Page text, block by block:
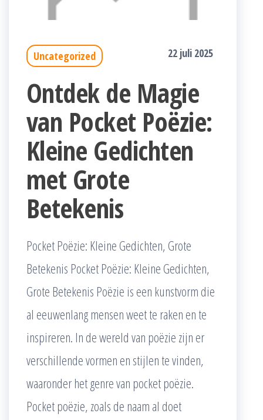
Uncategorized 22 juli 2025
Ontdek de Magie
van Pocket Poëzie:
Kleine Gedichten
met Grote
Betekenis
Pocket Poëzie: Kleine Gedichten, Grote
Betekenis Pocket Poëzie: Kleine Gedichten,
Grote Betekenis Poëzie is een kunstvorm die
al eeuwenlang mensen weet te raken en te
inspireren. In de wereld van poëzie zijn er
verschillende vormen en stijlen te vinden,
waaronder het genre van pocket poëzie.
Pocket poëzie, zoals de naam al doet